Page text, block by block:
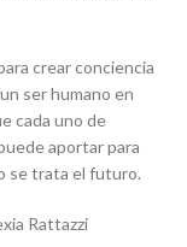
crear conciencia
ser humano en
cada uno de
aportar para
se trata el futuro.
Rattazzi